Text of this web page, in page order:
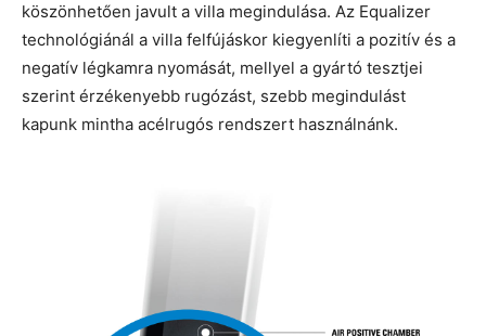
köszönhetően javult a villa megindulása. Az Equalizer
technológiánál a villa felfújáskor kiegyenlíti a pozitív és a
negatív légkamra nyomását, mellyel a gyártó tesztjei
szerint érzékenyebb rugózást, szebb megindulást
kapunk mintha acélrugós rendszert használnánk.